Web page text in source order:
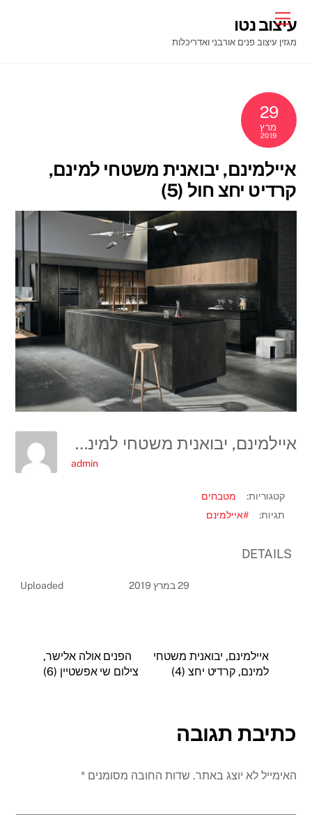
content
Menu
עיצוב נטו
מגזין עיצוב פנים אורבני ואדריכלות
29
מרץ
2019
איילמינם, יבואנית משטחי למינם,
קרדיט יחצ חול (5)
איילמינם, יבואנית משטחי למינם, קרדיט יחצ חול (5)
admin
קטגוריות:
מטבחים
תגיות:
#איילמינם
DETAILS
Uploaded 29 במרץ 2019
איילמינם, יבואנית משטחי
למינם, קרדיט יחצ (4)
הפנים אולה אלישר,
צילום שי אפשטיין (6)
כתיבת תגובה
האימייל לא יוצג באתר. שדות החובה מסומנים*